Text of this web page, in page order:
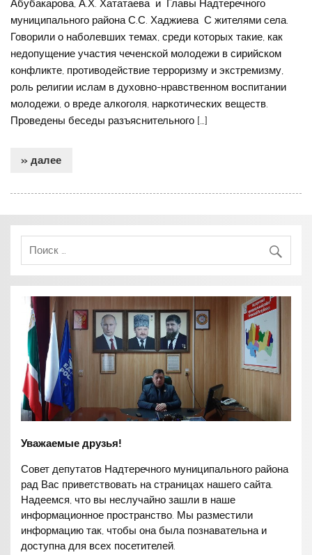
Абубакарова, А.Х. Хататаева и Главы Надтеречного
муниципального района С.С. Хаджиева С жителями села.
Говорили о наболевших темах, среди которых такие, как
недопущение участия чеченской молодежи в сирийском
конфликте, противодействие терроризму и экстремизму,
роль религии ислам в духовно-нравственном воспитании
молодежи, о вреде алкоголя, наркотических веществ.
Проведены беседы разъяснительного […]
» далее
Уважаемые друзья!
Совет депутатов Надтеречного муниципального района
рад Вас приветствовать на страницах нашего сайта.
Надеемся, что вы неслучайно зашли в наше
информационное пространство. Мы разместили
информацию так, чтобы она была познавательна и
доступна для всех посетителей.